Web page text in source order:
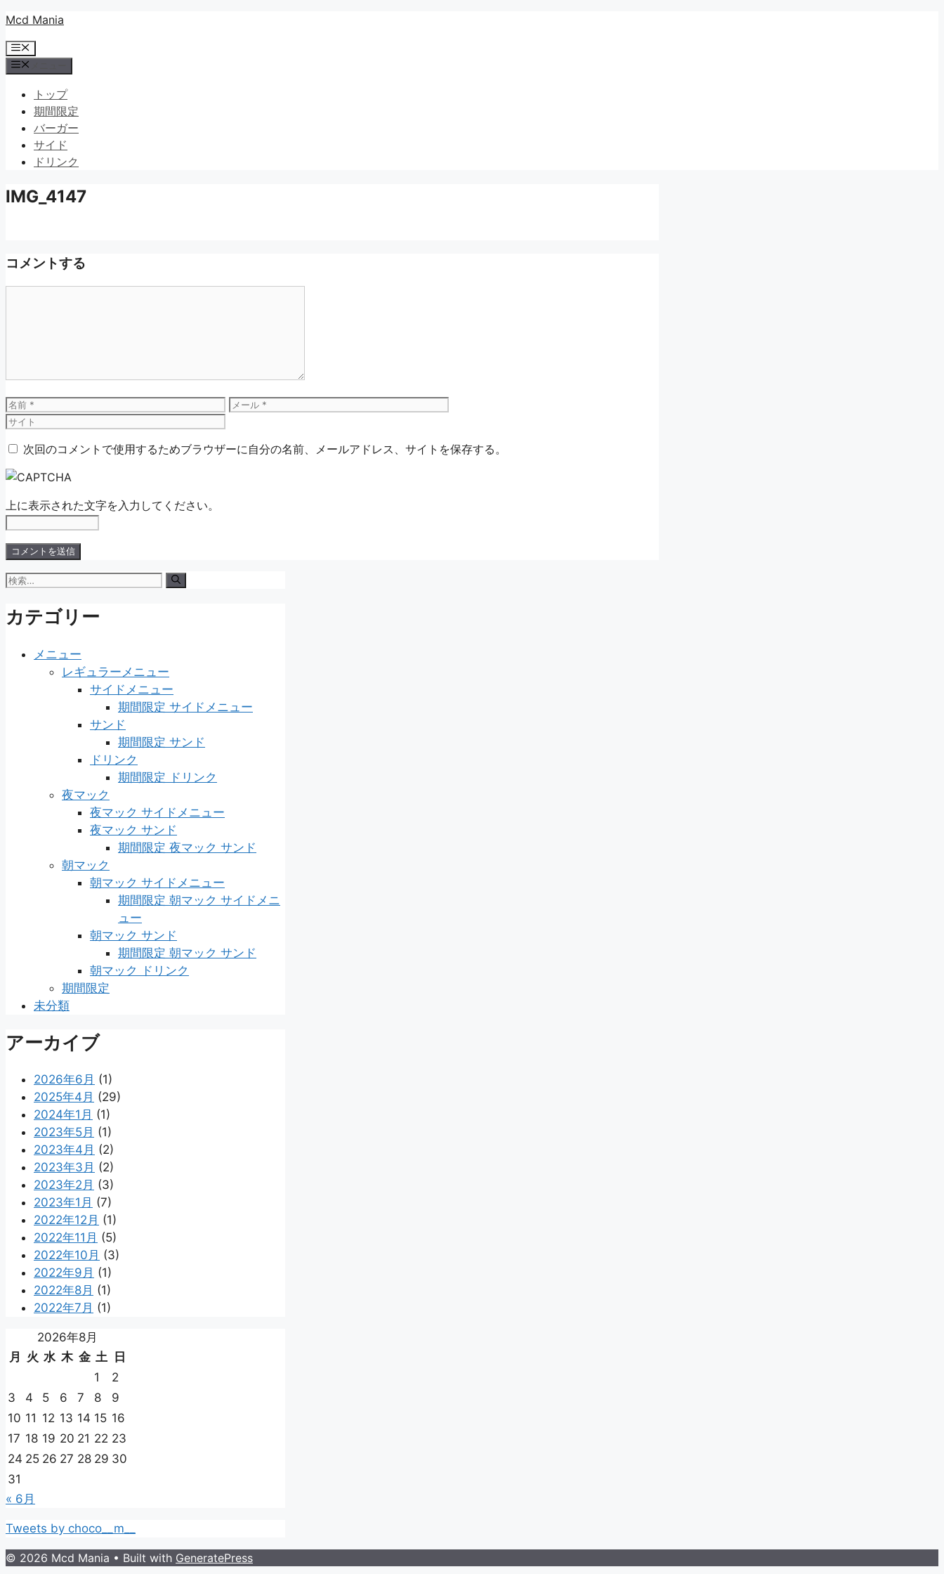
コ
テ
ン
Mcd Mania
メ
ニ
ュ
トップ
期間限定
バーガー
サイド
ドリンク
IMG_4147
コメントする
名
前
メ
次回のコメントで使用するためブラウザーに自分の名前、メールアドレス、サイトを保存する。
上に表示された文字を入力してください。
検
カテゴリー
メニュー
レギュラーメニュー
サイドメニュー
期間限定 サイドメニュー
サンド
期間限定 サンド
ドリンク
期間限定 ドリンク
夜マック
夜マック サイドメニュー
夜マック サンド
期間限定 夜マック サンド
朝マック
朝マック サイドメニュー
期間限定 朝マック サイドメニ
ュー
朝マック サンド
期間限定 朝マック サンド
朝マック ドリンク
期間限定
未分類
アーカイブ
2026年6月 (1)
2025年4月 (29)
2024年1月 (1)
2023年5月 (1)
2023年4月 (2)
2023年3月 (2)
2023年2月 (3)
2023年1月 (7)
2022年12月 (1)
2022年11月 (5)
2022年10月 (3)
2022年9月 (1)
2022年8月 (1)
2022年7月 (1)
2026年8月
月 火 水 木 金 土 日
1
2
3
4 5 6 7 8
9
10 11 12 13 14 15 16
17 18 19 20 21 22 23
24 25 26 27 28 29 30
31
« 6月
Tweets by choco__m__
© 2026 Mcd Mania • Built with GeneratePress